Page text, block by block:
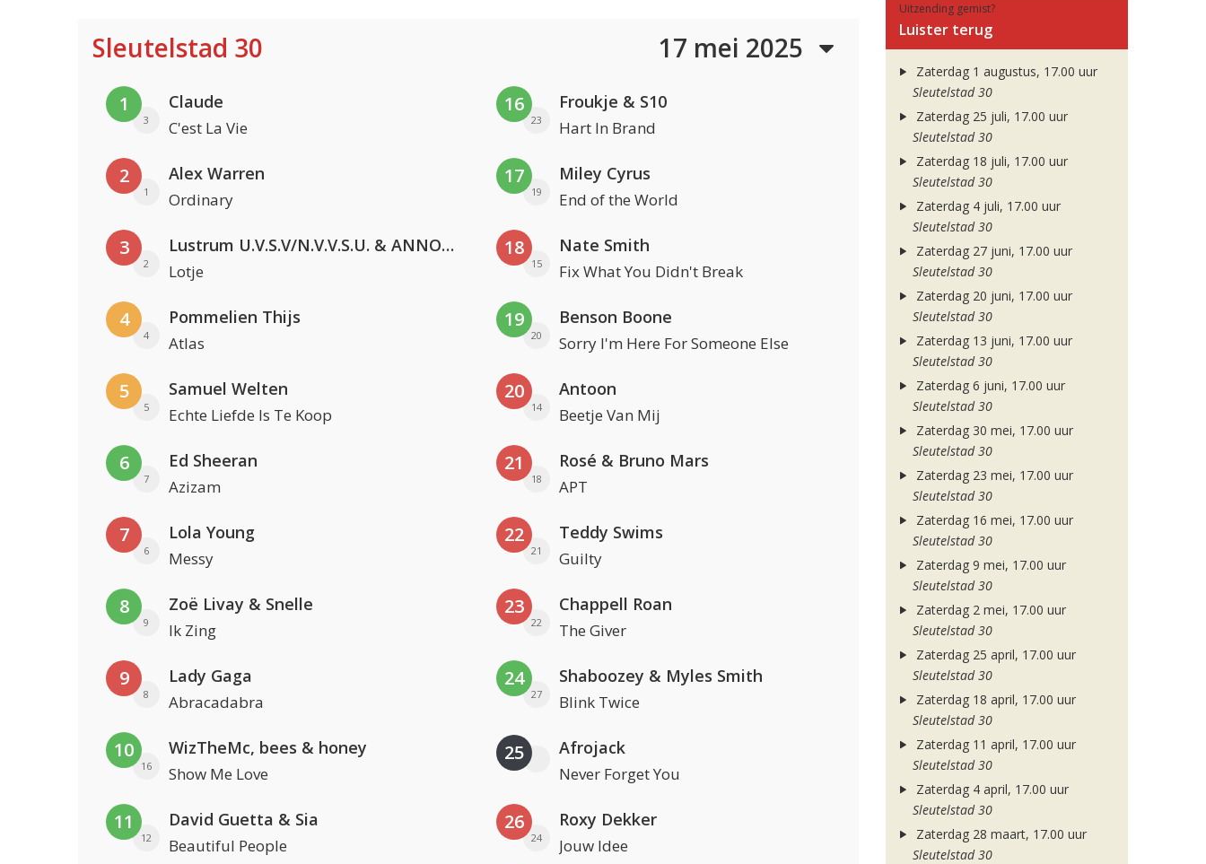
Sleutelstad 30 17 mei 2025
1
3
Claude
C'est La Vie
2
1
Alex Warren
Ordinary
3
2
Lustrum U.V.S.V/N.V.V.S.U. & ANNO ONS & Jopke van Dobbenburgh & Roeland Beelen
Lotje
4
4
Pommelien Thijs
Atlas
5
5
Samuel Welten
Echte Liefde Is Te Koop
6
7
Ed Sheeran
Azizam
7
6
Lola Young
Messy
8
9
Zoë Livay & Snelle
Ik Zing
9
8
Lady Gaga
Abracadabra
10
16
WizTheMc, bees & honey
Show Me Love
11
12
David Guetta & Sia
Beautiful People
16
23
Froukje & S10
Hart In Brand
17
19
Miley Cyrus
End of the World
18
15
Nate Smith
Fix What You Didn't Break
19
20
Benson Boone
Sorry I'm Here For Someone Else
20
14
Antoon
Beetje Van Mij
21
18
Rosé & Bruno Mars
APT
22
21
Teddy Swims
Guilty
23
22
Chappell Roan
The Giver
24
27
Shaboozey & Myles Smith
Blink Twice
25 Afrojack
Never Forget You
26
24
Roxy Dekker
Jouw Idee
Uitzending gemist?
Luister terug
Zaterdag 1 augustus, 17.00 uur
Sleutelstad 30
Zaterdag 25 juli, 17.00 uur
Sleutelstad 30
Zaterdag 18 juli, 17.00 uur
Sleutelstad 30
Zaterdag 4 juli, 17.00 uur
Sleutelstad 30
Zaterdag 27 juni, 17.00 uur
Sleutelstad 30
Zaterdag 20 juni, 17.00 uur
Sleutelstad 30
Zaterdag 13 juni, 17.00 uur
Sleutelstad 30
Zaterdag 6 juni, 17.00 uur
Sleutelstad 30
Zaterdag 30 mei, 17.00 uur
Sleutelstad 30
Zaterdag 23 mei, 17.00 uur
Sleutelstad 30
Zaterdag 16 mei, 17.00 uur
Sleutelstad 30
Zaterdag 9 mei, 17.00 uur
Sleutelstad 30
Zaterdag 2 mei, 17.00 uur
Sleutelstad 30
Zaterdag 25 april, 17.00 uur
Sleutelstad 30
Zaterdag 18 april, 17.00 uur
Sleutelstad 30
Zaterdag 11 april, 17.00 uur
Sleutelstad 30
Zaterdag 4 april, 17.00 uur
Sleutelstad 30
Zaterdag 28 maart, 17.00 uur
Sleutelstad 30